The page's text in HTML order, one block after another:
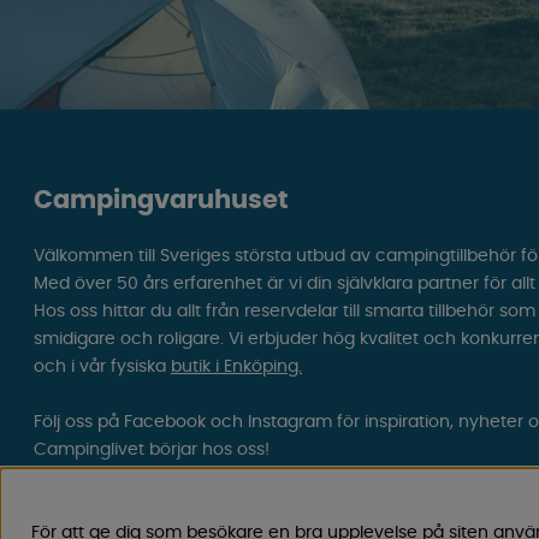
Campingvaruhuset
Välkommen till Sveriges största utbud av campingtillbehör
Med över 50 års erfarenhet är vi din självklara partner för
Hos oss hittar du allt från reservdelar till smarta tillbehör
smidigare och roligare. Vi erbjuder hög kvalitet och
och i vår fysiska butik i Enköping.
Följ oss på Facebook och Instagram för inspiration, nyheter
Campinglivet börjar hos oss!
För att ge dig som besökare en bra upplevelse på siten